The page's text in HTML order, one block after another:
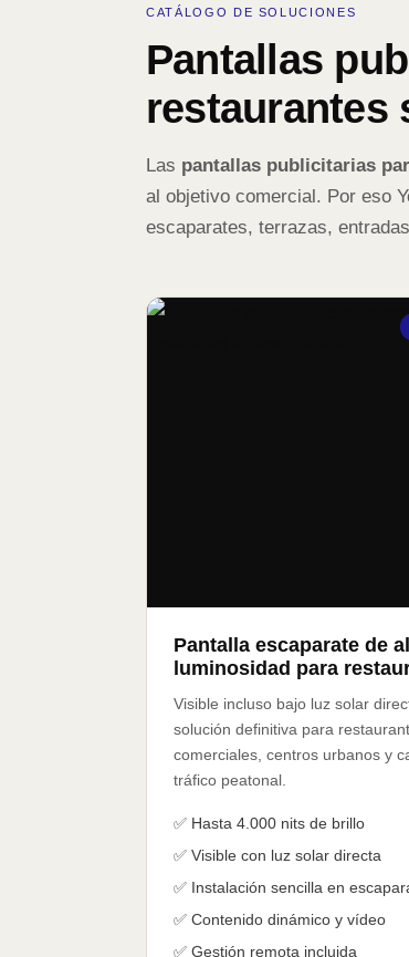
CATÁLOGO DE SOLUCIONES
Pantallas
restaurantes
Las pantallas publicitarias
al objetivo comercial. Por eso
escaparates, terrazas,
Pantalla escaparate de
luminosidad para
Visible incluso bajo luz solar
solución definitiva para
comerciales, centros urbanos y
tráfico peatonal.
✅ Hasta 4.000 nits de brillo
✅ Visible con luz solar directa
✅ Instalación sencilla en
✅ Contenido dinámico y vídeo
✅ Gestión remota incluida